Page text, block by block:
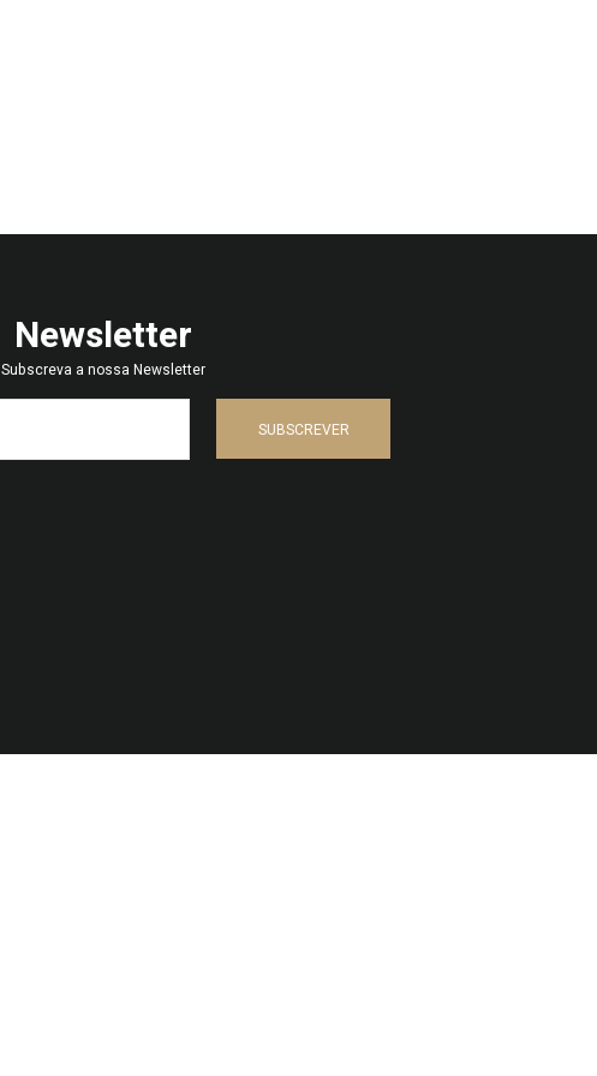
Newsletter
Subscreva a nossa Newsletter